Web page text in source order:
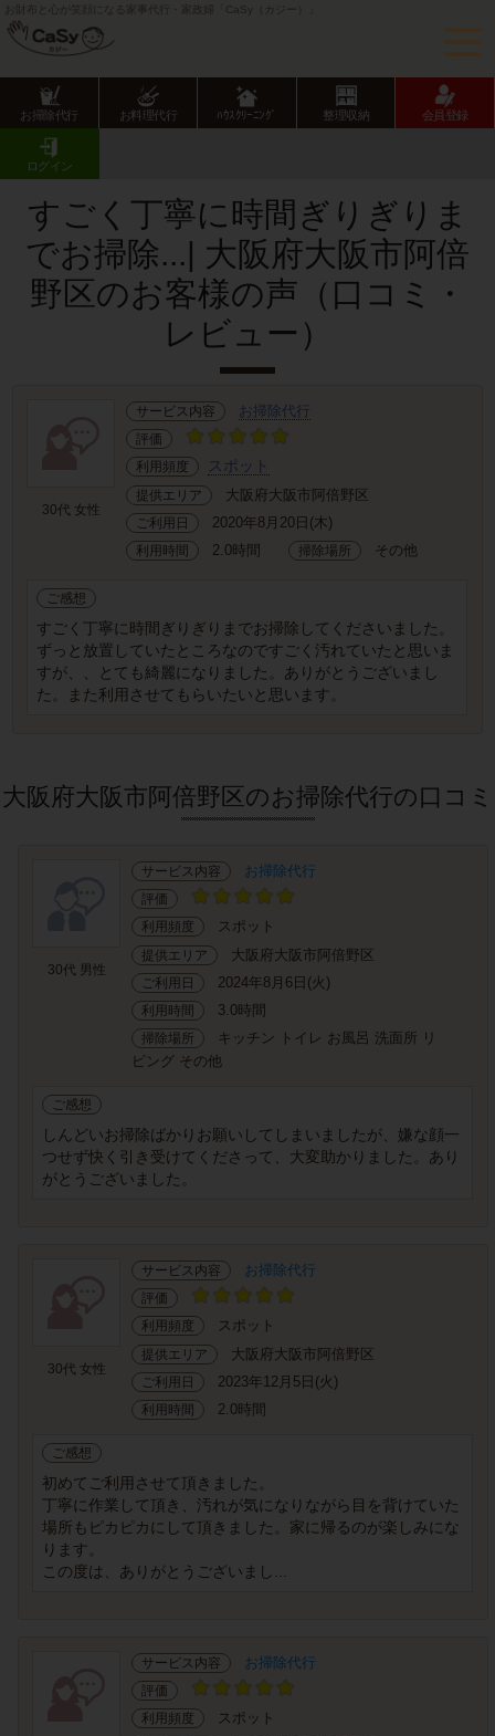
お財布と心が笑顔になる家事代行・家政婦「CaSy（カジー）」
お掃除代行 お料理代行 ﾊｳｽｸﾘｰﾆﾝｸﾞ 整理収納 会員登録
ログイン
CaSy TOP
お客様の声･口コミ詳細
すごく丁寧に時間ぎりぎりま
でお掃除...| 大阪府大阪市阿倍
野区のお客様の声（口コミ・
レビュー）
30代 女性
サービス内容 お掃除代行
評価
利用頻度
スポット
提供エリア 大阪府大阪市阿倍野区
ご利用日 2020年8月20日(木)
利用時間 2.0時間 掃除場所 その他
ご感想
すごく丁寧に時間ぎりぎりまでお掃除してくださいました。
ずっと放置していたところなのですごく汚れていたと思いま
すが、、とても綺麗になりました。ありがとうございまし
た。また利用させてもらいたいと思います。
大阪府大阪市阿倍野区のお掃除代行の口コミ
30代 男性
サービス内容 お掃除代行
評価
利用頻度
スポット
提供エリア 大阪府大阪市阿倍野区
ご利用日 2024年8月6日(火)
利用時間 3.0時間
掃除場所
キッチン トイレ お風呂 洗面所 リ
ビング その他
ご感想
しんどいお掃除ばかりお願いしてしまいましたが、嫌な顔一
つせず快く引き受けてくださって、大変助かりました。あり
がとうございました。
30代 女性
サービス内容 お掃除代行
評価
利用頻度
スポット
提供エリア 大阪府大阪市阿倍野区
ご利用日 2023年12月5日(火)
利用時間 2.0時間
ご感想
初めてご利用させて頂きました。
丁寧に作業して頂き、汚れが気になりながら目を背けていた
場所もピカピカにして頂きました。家に帰るのが楽しみにな
ります。
この度は、ありがとうございまし...
サービス内容 お掃除代行
評価
利用頻度
スポット